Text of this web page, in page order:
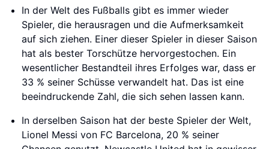
In der Welt des Fußballs gibt es immer wieder
Spieler, die herausragen und die Aufmerksamkeit
auf sich ziehen. Einer dieser Spieler in dieser Saison
hat als bester Torschütze hervorgestochen. Ein
wesentlicher Bestandteil ihres Erfolges war, dass er
33 % seiner Schüsse verwandelt hat. Das ist eine
beeindruckende Zahl, die sich sehen lassen kann.
In derselben Saison hat der beste Spieler der Welt,
Lionel Messi von FC Barcelona, 20 % seiner